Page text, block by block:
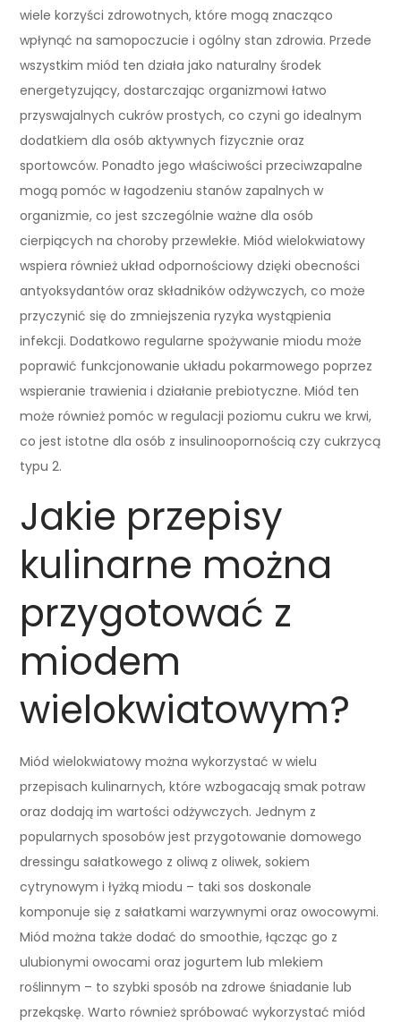
wiele korzyści zdrowotnych, które mogą znacząco
wpłynąć na samopoczucie i ogólny stan zdrowia. Przede
wszystkim miód ten działa jako naturalny środek
energetyzujący, dostarczając organizmowi łatwo
przyswajalnych cukrów prostych, co czyni go idealnym
dodatkiem dla osób aktywnych fizycznie oraz
sportowców. Ponadto jego właściwości przeciwzapalne
mogą pomóc w łagodzeniu stanów zapalnych w
organizmie, co jest szczególnie ważne dla osób
cierpiących na choroby przewlekłe. Miód wielokwiatowy
wspiera również układ odpornościowy dzięki obecności
antyoksydantów oraz składników odżywczych, co może
przyczynić się do zmniejszenia ryzyka wystąpienia
infekcji. Dodatkowo regularne spożywanie miodu może
poprawić funkcjonowanie układu pokarmowego poprzez
wspieranie trawienia i działanie prebiotyczne. Miód ten
może również pomóc w regulacji poziomu cukru we krwi,
co jest istotne dla osób z insulinoopornością czy cukrzycą
typu 2.
Jakie przepisy
kulinarne można
przygotować z
miodem
wielokwiatowym?
Miód wielokwiatowy można wykorzystać w wielu
przepisach kulinarnych, które wzbogacają smak potraw
oraz dodają im wartości odżywczych. Jednym z
popularnych sposobów jest przygotowanie domowego
dressingu sałatkowego z oliwą z oliwek, sokiem
cytrynowym i łyżką miodu – taki sos doskonale
komponuje się z sałatkami warzywnymi oraz owocowymi.
Miód można także dodać do smoothie, łącząc go z
ulubionymi owocami oraz jogurtem lub mlekiem
roślinnym – to szybki sposób na zdrowe śniadanie lub
przekąskę. Warto również spróbować wykorzystać miód